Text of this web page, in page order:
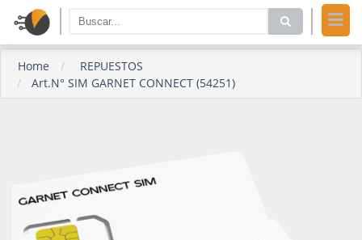
Home
REPUESTOS
Art.N° SIM GARNET CONNECT (54251)